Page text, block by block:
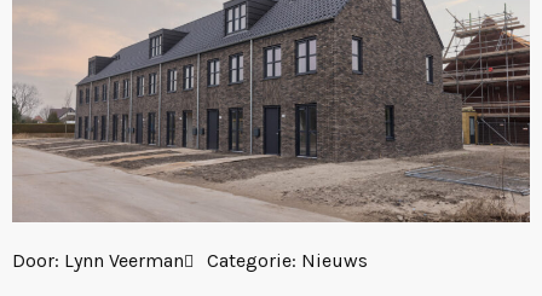
Door: Lynn Veerman Categorie: Nieuws